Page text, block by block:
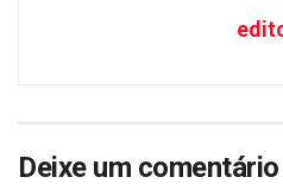
Deixe um comentário